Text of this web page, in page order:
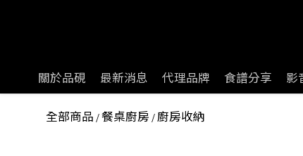
關於品硯 最新消息 代理品牌 食譜分享 影
全部商品 /餐桌廚房 /廚房收納